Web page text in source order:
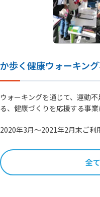
か歩く健康ウォーキン
ウォーキングを通じて、運動
る、健康づくりを応援する事業
2020年3月～2021年2月末ご利
全